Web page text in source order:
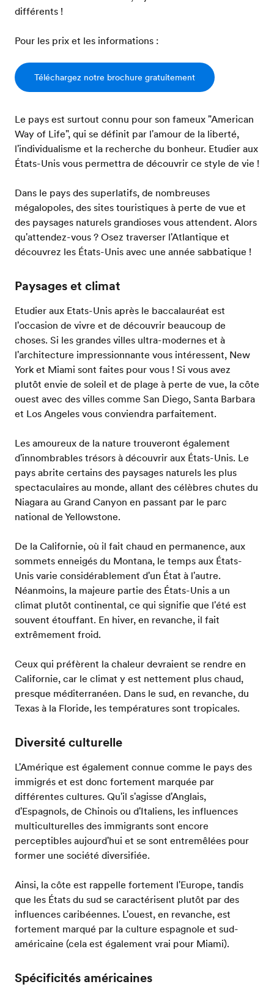
différents !
Pour les prix et les informations :
Téléchargez notre brochure gratuitement
Le pays est surtout connu pour son fameux "American
Way of Life", qui se définit par l'amour de la liberté,
l'individualisme et la recherche du bonheur. Etudier aux
États-Unis vous permettra de découvrir ce style de vie !
Dans le pays des superlatifs, de nombreuses
mégalopoles, des sites touristiques à perte de vue et
des paysages naturels grandioses vous attendent. Alors
qu'attendez-vous ? Osez traverser l'Atlantique et
découvrez les États-Unis avec une année sabbatique !
Paysages et climat
Etudier aux Etats-Unis après le baccalauréat est
l'occasion de vivre et de découvrir beaucoup de
choses. Si les grandes villes ultra-modernes et à
l'architecture impressionnante vous intéressent, New
York et Miami sont faites pour vous ! Si vous avez
plutôt envie de soleil et de plage à perte de vue, la côte
ouest avec des villes comme San Diego, Santa Barbara
et Los Angeles vous conviendra parfaitement.
Les amoureux de la nature trouveront également
d'innombrables trésors à découvrir aux États-Unis. Le
pays abrite certains des paysages naturels les plus
spectaculaires au monde, allant des célèbres chutes du
Niagara au Grand Canyon en passant par le parc
national de Yellowstone.
De la Californie, où il fait chaud en permanence, aux
sommets enneigés du Montana, le temps aux États-
Unis varie considérablement d'un État à l'autre.
Néanmoins, la majeure partie des États-Unis a un
climat plutôt continental, ce qui signifie que l'été est
souvent étouffant. En hiver, en revanche, il fait
extrêmement froid.
Ceux qui préfèrent la chaleur devraient se rendre en
Californie, car le climat y est nettement plus chaud,
presque méditerranéen. Dans le sud, en revanche, du
Texas à la Floride, les températures sont tropicales.
Diversité culturelle
L'Amérique est également connue comme le pays des
immigrés et est donc fortement marquée par
différentes cultures. Qu'il s'agisse d'Anglais,
d'Espagnols, de Chinois ou d'Italiens, les influences
multiculturelles des immigrants sont encore
perceptibles aujourd'hui et se sont entremêlées pour
former une société diversifiée.
Ainsi, la côte est rappelle fortement l'Europe, tandis
que les États du sud se caractérisent plutôt par des
influences caribéennes. L'ouest, en revanche, est
fortement marqué par la culture espagnole et sud-
américaine (cela est également vrai pour Miami).
Spécificités américaines